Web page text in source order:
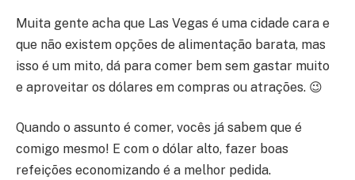
Muita gente acha que Las Vegas é uma cidade cara e
que não existem opções de alimentação barata, mas
isso é um mito, dá para comer bem sem gastar muito
e aproveitar os dólares em compras ou atrações. 😉
Quando o assunto é comer, vocês já sabem que é
comigo mesmo! E com o dólar alto, fazer boas
refeições economizando é a melhor pedida.